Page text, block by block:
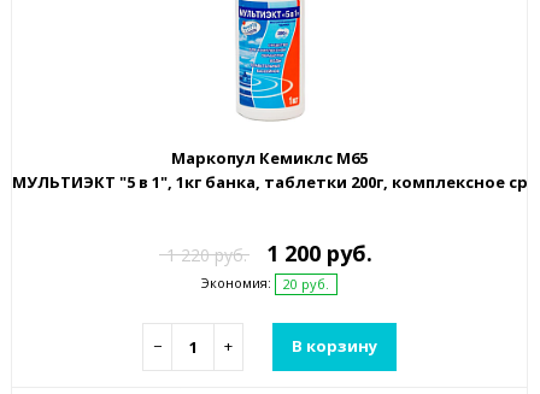
Маркопул Кемиклс М65
МУЛЬТИЭКТ "5 в 1", 1кг банка, таблетки 200г, комплексное
1 220 руб. 1 200 руб.
Экономия: 20 руб.
− + В корзину